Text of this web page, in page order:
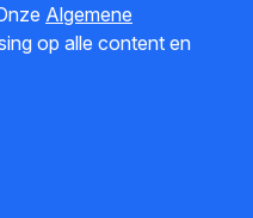
Algemene
op alle content en